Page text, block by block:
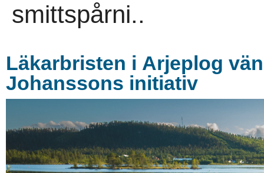
smittspårni..
Läkarbristen i Arjeplog
Johanssons initiativ